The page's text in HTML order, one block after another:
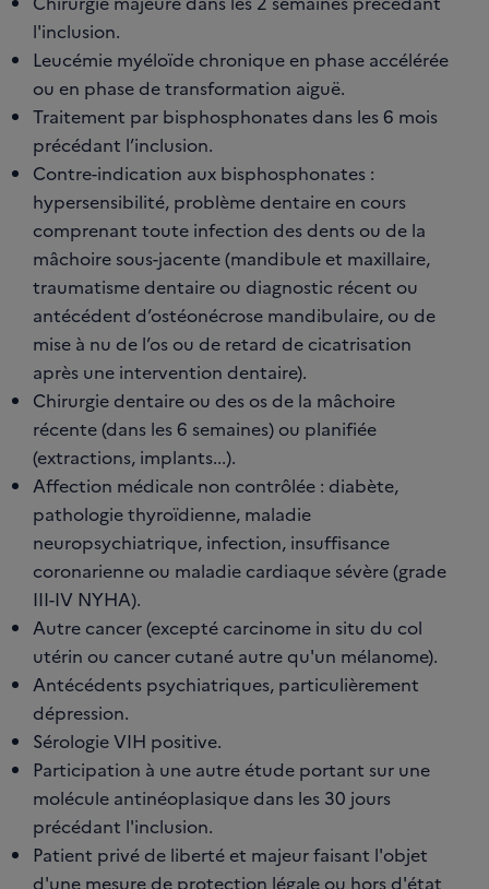
l'inclusion.
Leucémie myéloïde chronique en phase accélérée
ou en phase de transformation aiguë.
Traitement par bisphosphonates dans les 6 mois
précédant l’inclusion.
Contre-indication aux bisphosphonates :
hypersensibilité, problème dentaire en cours
comprenant toute infection des dents ou de la
mâchoire sous-jacente (mandibule et maxillaire,
traumatisme dentaire ou diagnostic récent ou
antécédent d’ostéonécrose mandibulaire, ou de
mise à nu de l’os ou de retard de cicatrisation
après une intervention dentaire).
Chirurgie dentaire ou des os de la mâchoire
récente (dans les 6 semaines) ou planifiée
(extractions, implants...).
Affection médicale non contrôlée : diabète,
pathologie thyroïdienne, maladie
neuropsychiatrique, infection, insuffisance
coronarienne ou maladie cardiaque sévère (grade
III-IV NYHA).
Autre cancer (excepté carcinome in situ du col
utérin ou cancer cutané autre qu'un mélanome).
Antécédents psychiatriques, particulièrement
dépression.
Sérologie VIH positive.
Participation à une autre étude portant sur une
molécule antinéoplasique dans les 30 jours
précédant l'inclusion.
Patient privé de liberté et majeur faisant l'objet
d'une mesure de protection légale ou hors d'état